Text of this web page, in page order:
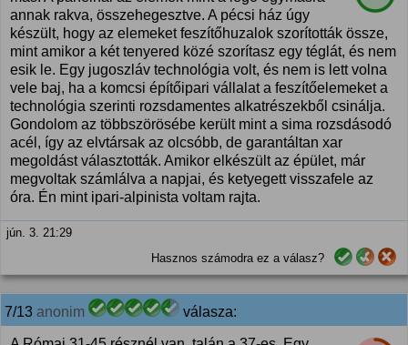
annak rakva, összehegesztve. A pécsi ház úgy
készült, hogy az elemeket feszítőhuzalok szorították össze,
mint amikor a két tenyered közé szorítasz egy téglát, és nem
esik le. Egy jugoszláv technológia volt, és nem is lett volna
vele baj, ha a komcsi építőipari vállalat a feszítőelemeket a
technológia szerinti rozsdamentes alkatrészekből csinálja.
Gondolom az többszörösébe került mint a sima rozsdásodó
acél, így az elvtársak az olcsóbb, de garantáltan xar
megoldást választották. Amikor elkészült az épület, már
megvoltak számlálva a napjai, és ketyegett visszafele az
óra. Én mint ipari-alpinista voltam rajta.
jún. 3. 21:29
Hasznos számodra ez a válasz?
7/13 anonim válasza: